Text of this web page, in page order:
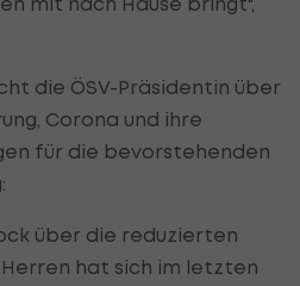
die ÖSV-Präsidentin über
Corona und ihre
für die bevorstehenden
über die reduzierten
hat sich im letzten